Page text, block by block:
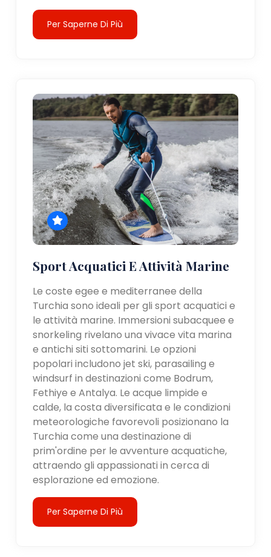
Per Saperne Di Più
Sport Acquatici E Attività Marine
Le coste egee e mediterranee della
Turchia sono ideali per gli sport acquatici e
le attività marine. Immersioni subacquee e
snorkeling rivelano una vivace vita marina
e antichi siti sottomarini. Le opzioni
popolari includono jet ski, parasailing e
windsurf in destinazioni come Bodrum,
Fethiye e Antalya. Le acque limpide e
calde, la costa diversificata e le condizioni
meteorologiche favorevoli posizionano la
Turchia come una destinazione di
prim'ordine per le avventure acquatiche,
attraendo gli appassionati in cerca di
esplorazione ed emozione.
Per Saperne Di Più